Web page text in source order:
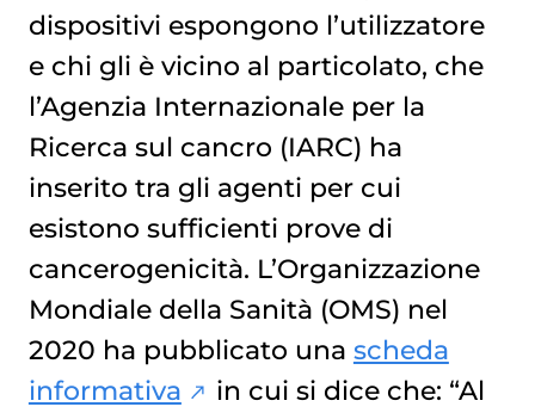
dispositivi espongono l’utilizzatore
e chi gli è vicino al particolato, che
l’Agenzia Internazionale per la
Ricerca sul cancro (IARC) ha
inserito tra gli agenti per cui
esistono sufficienti prove di
cancerogenicità. L’Organizzazione
Mondiale della Sanità (OMS) nel
2020 ha pubblicato una scheda
informativa
in cui si dice che: “Al